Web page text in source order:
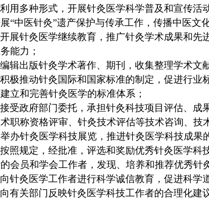
利用多种形式，开展针灸医学科学普及和宣传活
“中医针灸”遗产保护与传承工作，传播中医文
开展针灸医学继续教育，推广针灸学术成果和
能力；
编辑出版针灸学术著作、期刊，收集整理学术文
积极推动针灸国际和国家标准的制定，促进行
立和完善针灸医学的标准体系；
接受政府部门委托，承担针灸科技项目评估、
职称资格评审、针灸技术评估等技术咨询、技
办针灸医学科技展览，推进针灸医学科技成果
按照规定，经批准，评选和奖励优秀针灸医学
会员和学会工作者，发现、培养和推荐优秀针
向针灸医学工作者进行科学诚信教育，促进科学
向有关部门反映针灸医学科技工作者的合理化